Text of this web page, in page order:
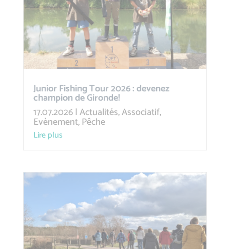
Junior Fishing Tour 2026 : devenez
champion de Gironde!
17.07.2026|Actualités,Associatif,
Evènement,Pêche
lire plus